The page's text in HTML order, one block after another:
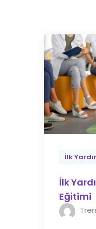
İlk
İlk
Eğitimi